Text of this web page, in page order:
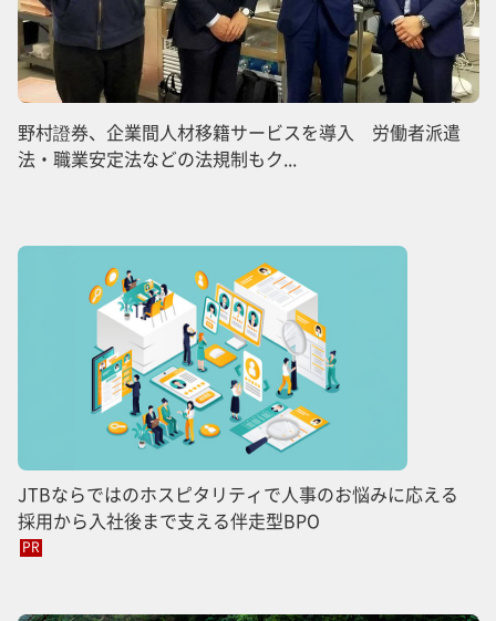
野村證券、企業間人材移籍サービスを導入 労働者派遣
法・職業安定法などの法規制もク...
JTBならではのホスピタリティで人事のお悩みに応える
採用から入社後まで支える伴走型BPO
PR